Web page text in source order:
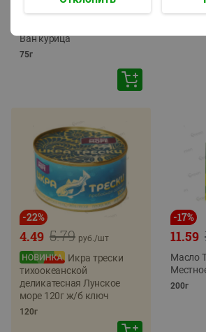
Корм влаж. для кош. с
Ван курица
75г
-22%
5.79
4.49 руб./шт
Икра трески
тихоокеанской
деликатесная Лунское
море 120г ж/б ключ
120г
-17%
11.59
Масло
200г